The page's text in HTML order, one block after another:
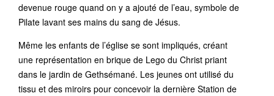
devenue rouge quand on y a ajouté de l’eau, symbole de
Pilate lavant ses mains du sang de Jésus.
Même les enfants de l’église se sont impliqués, créant
une représentation en brique de Lego du Christ priant
dans le jardin de Gethsémané. Les jeunes ont utilisé du
tissu et des miroirs pour concevoir la dernière Station de